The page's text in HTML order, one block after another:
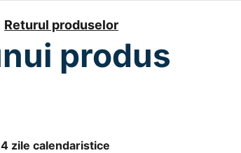
Returul produselor
produs
zile calendaristice